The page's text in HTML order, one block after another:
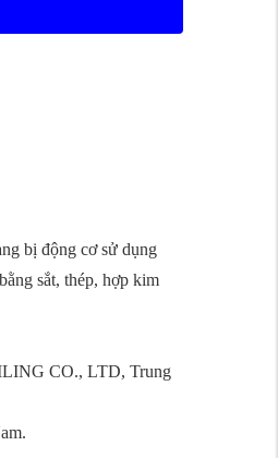
bị động cơ sử dụng
sắt, thép, hợp kim
CO., LTD, Trung